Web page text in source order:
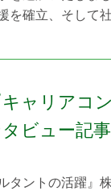
を確立、そして
ウンセリングを
ャリアコ
ビュー記
タントの活躍』